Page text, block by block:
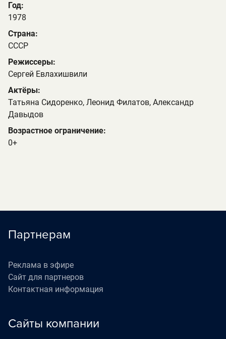
Год:
1978
Страна:
СССР
Режиссеры:
Сергей Евлахишвили
Актёры:
Татьяна Сидоренко, Леонид Филатов, Александр
Давыдов
Возрастное ограничение:
0+
Партнерам
Реклама в эфире
Сайт для партнеров
Контактная информация
Сайты компании